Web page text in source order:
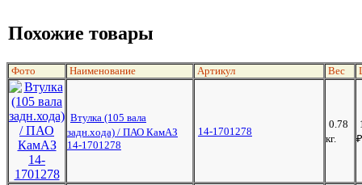
Похожие товары
Фото Наименование Артикул Вес
Втулка (105 вала
задн.хода) / ПАО КамАЗ
14-1701278
14-1701278
0.78
кг.
₽